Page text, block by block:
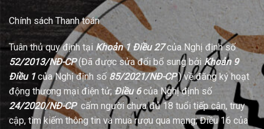
Chính sách Thanh toán
Tuân thủ quy định tại Khoản 1 Điều 27của Nghị định số
52/2013/NĐ-CP(Đã được sửa đổi bổ sung bởi Khoản 9
Điều 1của Nghị định số 85/2021/NĐ-CP) về đăng ký hoạt
động thương mại điện tử; Điều 6của Nghị định số
24/2020/NĐ-CPcấm người chưa đủ 18 tuổi tiếp cận, truy
cập, tìm kiếm thông tin và mua rượu qua mạng; Điều 16 của